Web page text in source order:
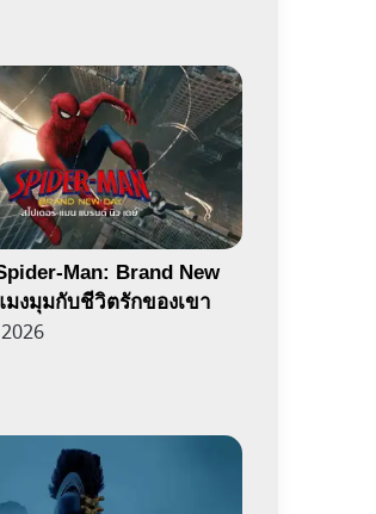
Man: Brand New
มงมุมกับชีวิตรักของเขา